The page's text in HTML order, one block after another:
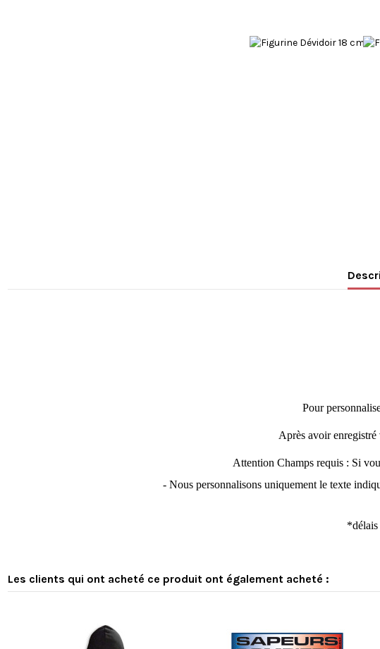
Pour
Après avoir
Attention Champs requis : Si
- Nous personnalisons uniquement le texte
Voir tous les avis sur ce site
Les clients qui ont acheté ce produit ont également acheté :